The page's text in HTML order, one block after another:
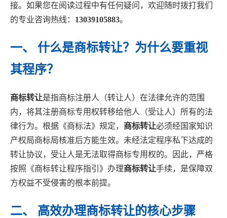
接。如果您在阅读过程中有任何疑问，欢迎随时拨打我们
的专业咨询热线： 13039105883。
一、 什么是商标转让？为什么要重视
其程序？
商标转让是指商标注册人（转让人）在法律允许的范围
内，将其注册商标专用权转移给他人（受让人）所有的法
律行为。根据《商标法》规定， 商标转让必须经国家知识
产权局商标局核准后方能生效。未经法定程序私下达成的
转让协议，受让人是无法取得商标专用权的。因此，严格
按照《商标转让程序指引》办理商标转让手续，是保障双
方权益不受侵害的根本前提。
二、 高效办理商标转让的核心步骤